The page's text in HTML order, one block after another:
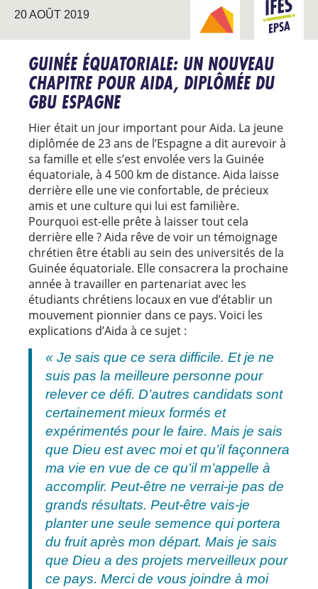
20 AOÛT 2019
NOUVEAUX
TERRITOIRES
EPSA
GUINÉE ÉQUATORIALE: UN NOUVEAU
CHAPITRE POUR AIDA, DIPLÔMÉE DU
GBU ESPAGNE
Hier était un jour important pour Aida. La jeune
diplômée de 23 ans de l’Espagne a dit aurevoir à
sa famille et elle s’est envolée vers la Guinée
équatoriale, à 4 500 km de distance. Aida laisse
derrière elle une vie confortable, de précieux
amis et une culture qui lui est familière.
Pourquoi est-elle prête à laisser tout cela
derrière elle ? Aida rêve de voir un témoignage
chrétien être établi au sein des universités de la
Guinée équatoriale. Elle consacrera la prochaine
année à travailler en partenariat avec les
étudiants chrétiens locaux en vue d’établir un
mouvement pionnier dans ce pays. Voici les
explications d’Aida à ce sujet :
« Je sais que ce sera difficile. Et je ne
suis pas la meilleure personne pour
relever ce défi. D’autres candidats sont
certainement mieux formés et
expérimentés pour le faire. Mais je sais
que Dieu est avec moi et qu’il façonnera
ma vie en vue de ce qu’il m’appelle à
accomplir. Peut-être ne verrai-je pas de
grands résultats. Peut-être vais-je
planter une seule semence qui portera
du fruit après mon départ. Mais je sais
que Dieu a des projets merveilleux pour
ce pays. Merci de vous joindre à moi